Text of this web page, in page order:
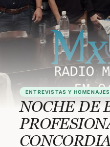
ENTREVISTAS Y HOMENAJES
NOCHE DE